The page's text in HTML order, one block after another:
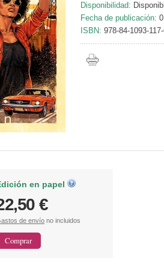
Disponibilidad:
Fecha de publicación:
ISBN: 978-84-1093-
en papel
€
de envío no incluidos